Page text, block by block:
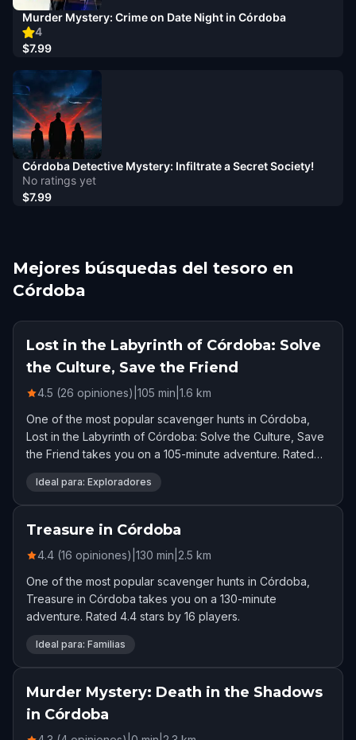
4
Murder Mystery: Crime on Date Night in Córdoba
$7.99
No ratings yet
Córdoba Detective Mystery: Infiltrate a Secret Society!
$7.99
Mejores búsquedas del tesoro en
Córdoba
Lost in the Labyrinth of Córdoba: Solve
the Culture, Save the Friend
4.5 (26 opiniones) 105 min 1.6 km
One of the most popular scavenger hunts in Córdoba,
Lost in the Labyrinth of Córdoba: Solve the Culture, Save
the Friend takes you on a 105-minute adventure. Rated
4.5 stars by 26 players.
Ideal para: Exploradores
Treasure in Córdoba
4.4 (16 opiniones) 130 min 2.5 km
One of the most popular scavenger hunts in Córdoba,
Treasure in Córdoba takes you on a 130-minute
adventure. Rated 4.4 stars by 16 players.
Ideal para: Familias
Murder Mystery: Death in the Shadows
in Córdoba